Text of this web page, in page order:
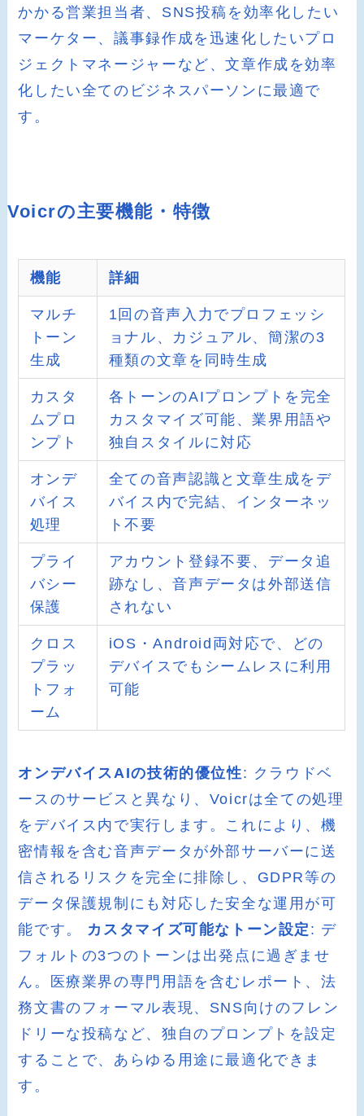
かかる営業担当者、SNS投稿を効率化したい
マーケター、議事録作成を迅速化したいプロ
ジェクトマネージャーなど、文章作成を効率
化したい全てのビジネスパーソンに最適で
す。
Voicrの主要機能・特徴
機能 詳細
マルチ
トーン
生成
1回の音声入力でプロフェッシ
ョナル、カジュアル、簡潔の3
種類の文章を同時生成
カスタ
ムプロ
ンプト
各トーンのAIプロンプトを完全
カスタマイズ可能、業界用語や
独自スタイルに対応
オンデ
バイス
処理
全ての音声認識と文章生成をデ
バイス内で完結、インターネッ
ト不要
プライ
バシー
保護
アカウント登録不要、データ追
跡なし、音声データは外部送信
されない
クロス
プラッ
トフォ
ーム
iOS・Android両対応で、どの
デバイスでもシームレスに利用
可能
オンデバイスAIの技術的優位性: クラウドベ
ースのサービスと異なり、Voicrは全ての処理
をデバイス内で実行します。これにより、機
密情報を含む音声データが外部サーバーに送
信されるリスクを完全に排除し、GDPR等の
データ保護規制にも対応した安全な運用が可
能です。 カスタマイズ可能なトーン設定 : デ
フォルトの3つのトーンは出発点に過ぎませ
ん。医療業界の専門用語を含むレポート、法
務文書のフォーマル表現、SNS向けのフレン
ドリーな投稿など、独自のプロンプトを設定
することで、あらゆる用途に最適化できま
す。